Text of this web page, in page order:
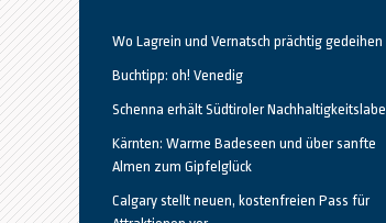
Wo Lagrein und Vernatsch prächtig gedeihen
Buchtipp: oh! Venedig
Schenna erhält Südtiroler Nachhaltigkeitslabel
Kärnten: Warme Badeseen und über sanfte
Almen zum Gipfelglück
Calgary stellt neuen, kostenfreien Pass für